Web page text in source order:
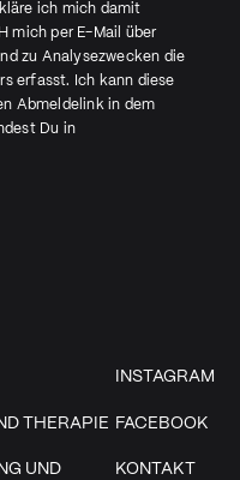
THERAPIE
UND
INSTAGRAM
FACEBOOK
KONTAKT
ich mich damit
mich per E-Mail über
zu Analysezwecken die
erfasst. Ich kann diese
Abmeldelink in dem
Du in